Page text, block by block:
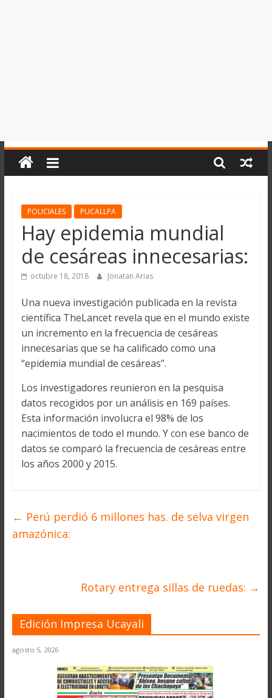
POLICIALES PUCALLPA
Hay epidemia mundial
de cesáreas innecesarias:
octubre 18, 2018 Jonatan Arias
Una nueva investigación publicada en la revista
científica TheLancet revela que en el mundo existe
un incremento en la frecuencia de cesáreas
innecesarias que se ha calificado como una
“epidemia mundial de cesáreas”.
Los investigadores reunieron en la pesquisa
datos recogidos por un análisis en 169 países.
Esta información involucra el 98% de los
nacimientos de todo el mundo. Y con ese banco de
datos se comparó la frecuencia de cesáreas entre
los años 2000 y 2015.
← Perú perdió 6 millones has. de selva virgen
amazónica:
Rotary entrega sillas de ruedas: →
Edición Impresa Ucayali
agosto 5, 2026